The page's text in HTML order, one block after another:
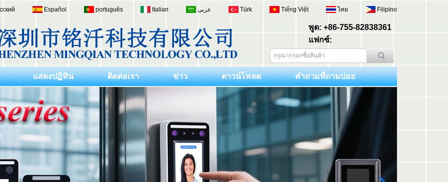
พูด: +86-755-82838361
แฟกซ์:
Español português Italian عربى Türk Tiếng Việt ไทย Filipino
แสดงปฏิทิน ติดต่อเรา ข่าว ดาวน์โหลด คำถามที่ถามบ่อย